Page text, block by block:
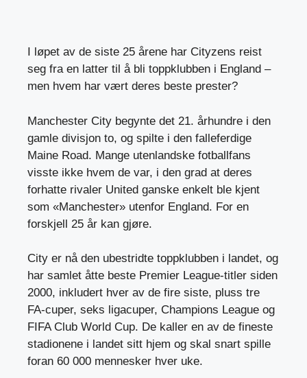
I løpet av de siste 25 årene har Cityzens reist
seg fra en latter til å bli toppklubben i England –
men hvem har vært deres beste prester?
Manchester City begynte det 21. århundre i den
gamle divisjon to, og spilte i den falleferdige
Maine Road. Mange utenlandske fotballfans
visste ikke hvem de var, i den grad at deres
forhatte rivaler United ganske enkelt ble kjent
som «Manchester» utenfor England. For en
forskjell 25 år kan gjøre.
City er nå den ubestridte toppklubben i landet, og
har samlet åtte beste Premier League-titler siden
2000, inkludert hver av de fire siste, pluss tre
FA-cuper, seks ligacuper, Champions League og
FIFA Club World Cup. De kaller en av de fineste
stadionene i landet sitt hjem og skal snart spille
foran 60 000 mennesker hver uke.